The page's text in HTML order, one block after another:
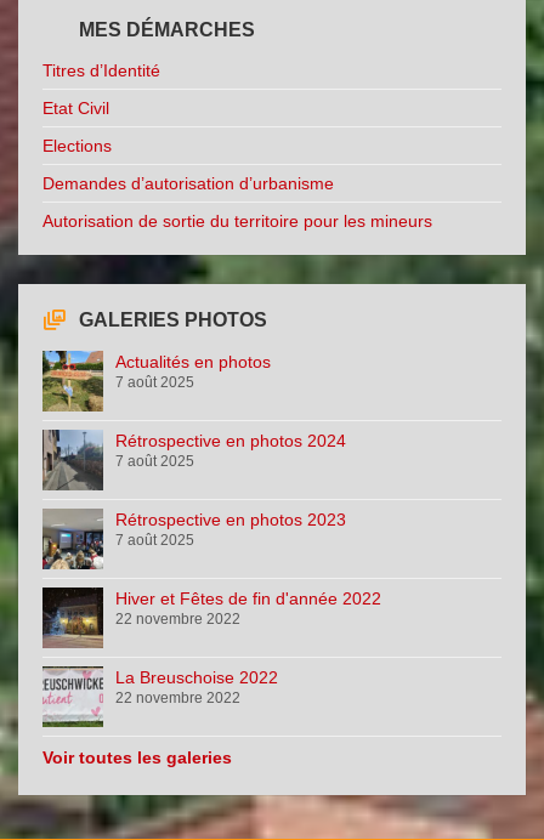
MES DÉMARCHES
Titres d’Identité
Etat Civil
Elections
Demandes d’autorisation d’urbanisme
Autorisation de sortie du territoire pour les mineurs
GALERIES PHOTOS
Actualités en photos
7 août 2025
Rétrospective en photos 2024
7 août 2025
Rétrospective en photos 2023
7 août 2025
Hiver et Fêtes de fin d'année 2022
22 novembre 2022
La Breuschoise 2022
22 novembre 2022
Voir toutes les galeries